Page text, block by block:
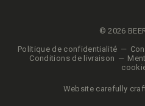
© 2026
Politique de confidentialité
Conditions de livraison
Website carefully